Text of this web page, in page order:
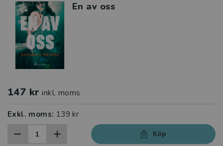
En av oss
147 kr inkl. moms
Exkl. moms: 139 kr
Köp